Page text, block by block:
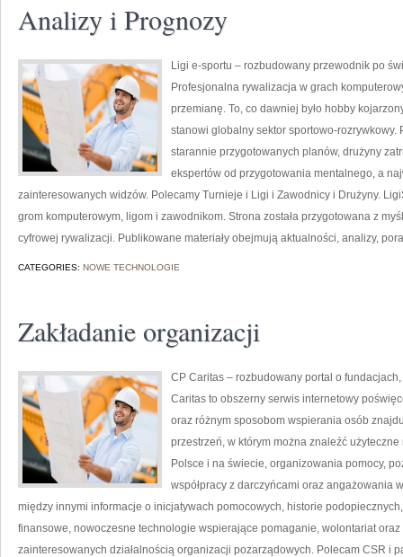
Analizy i Prognozy
Ligi e-sportu – rozbudowany przewodnik po
Profesjonalna rywalizacja w grach
przemianę. To, co dawniej było hobby
stanowi globalny sektor sportowo-rozrywkowy.
starannie przygotowanych planów, drużyny
ekspertów od przygotowania mentalnego, a
zainteresowanych widzów. Polecamy Turnieje i Ligi i Zawodnicy i Drużyny.
grom komputerowym, ligom i zawodnikom. Strona została przygotowana z
cyfrowej rywalizacji. Publikowane materiały obejmują aktualności, analizy,
CATEGORIES: NOWE TECHNOLOGIE
Zakładanie organizacji
CP Caritas – rozbudowany portal o
Caritas to obszerny serwis internetowy
oraz różnym sposobom wspierania osób
przestrzeń, w którym można znaleźć
Polsce i na świecie, organizowania pomocy,
współpracy z darczyńcami oraz angażowania
między innymi informacje o inicjatywach pomocowych, historie
finansowe, nowoczesne technologie wspierające pomaganie, wolontariat
zainteresowanych działalnością organizacji pozarządowych. Polecam CSR i